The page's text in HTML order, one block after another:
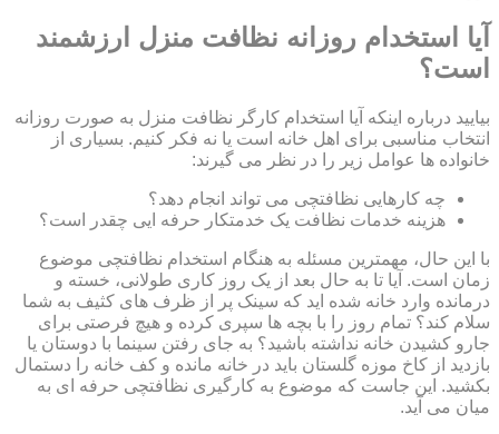
آیا استخدام روزانه نظافت منزل ارزشمند
است؟
بیایید درباره اینکه آیا استخدام کارگر نظافت منزل به صورت روزانه
انتخاب مناسبی برای اهل خانه است یا نه فکر کنیم. بسیاری از
خانواده ها عوامل زیر را در نظر می گیرند:
چه کارهایی نظافتچی می تواند انجام دهد؟
هزینه خدمات نظافت یک خدمتکار حرفه ایی چقدر است؟
با این حال، مهمترین مسئله به هنگام استخدام نظافتچی موضوع
زمان است. آیا تا به حال بعد از یک روز کاری طولانی، خسته و
درمانده وارد خانه شده اید که سینک پر از ظرف های کثیف به شما
سلام کند؟ تمام روز را با بچه ها سپری کرده و هیچ فرصتی برای
جارو کشیدن خانه نداشته باشید؟ به جای رفتن سینما با دوستان یا
بازدید از کاخ موزه گلستان باید در خانه مانده و کف خانه را دستمال
بکشید. این جاست که موضوع به کارگیری نظافتچی حرفه ای به
میان می آید.